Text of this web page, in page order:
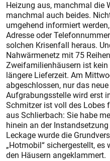
Heizung aus, manchmal die
manchmal auch beides.
umgehend informiert
Adresse oder
solchen Krisenfall heraus.
Nahwärmenetz mit 75
Zweifamilienhäusern ist
längere Lieferzeit. Am
abgeschlossen, nur das
Aufgrabungsstelle wird erst
Schmitzer ist voll des Lobes
aus Schlierbach: Sie habe
hinein an der
Leckage wurde die
„Hotmobil“ sichergestellt,
den Häusern angeklammert.